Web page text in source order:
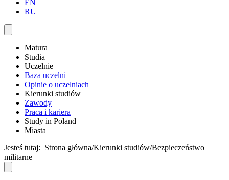
EN
RU
Matura
Studia
Uczelnie
Baza uczelni
Opinie o uczelniach
Kierunki studiów
Zawody
Praca i kariera
Study in Poland
Miasta
Jesteś tutaj: Strona główna Kierunki studiów Bezpieczeństwo
militarne